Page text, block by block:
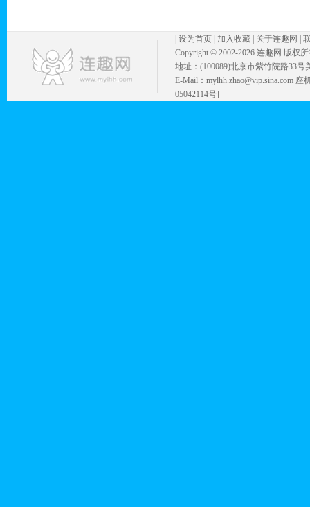
设为首页 加入收藏 关于连趣网
Copyright © 2002-2026 连趣网 版权
地址：(100089)北京市紫竹院路33号
E-Mail：mylhh.zhao@vip.sina.com
05042114号]